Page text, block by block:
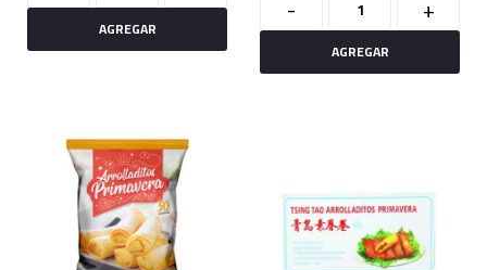
- +